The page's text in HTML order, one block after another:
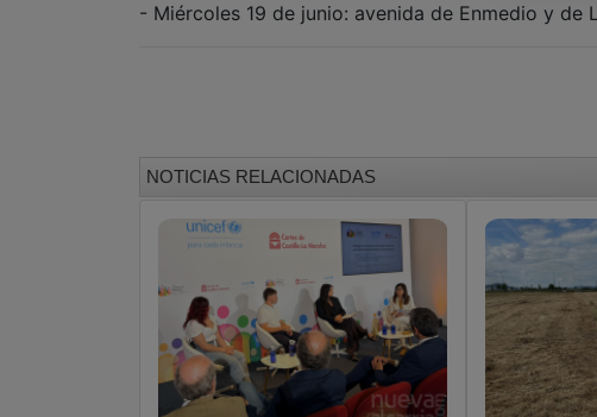
- Miércoles 19 de junio: avenida de Enmedio y de
NOTICIAS RELACIONADAS